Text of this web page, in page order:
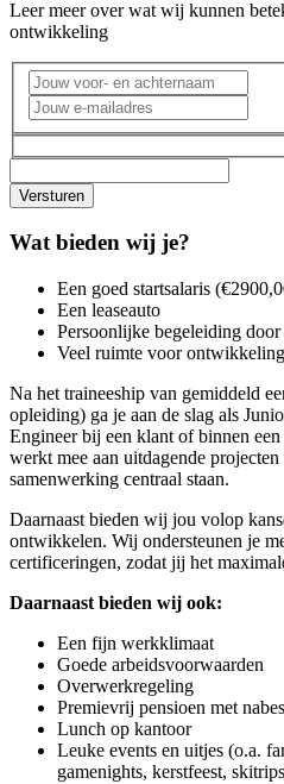
Leer meer over wat wij kunnen
ontwikkeling
Wat bieden wij je?
Een goed startsalaris (€
Een leaseauto
Persoonlijke begeleiding
Veel ruimte voor
Na het traineeship van gemiddeld
opleiding) ga je aan de slag als
Engineer bij een klant of binnen
werkt mee aan uitdagende
samenwerking centraal staan.
Daarnaast bieden wij jou volop
ontwikkelen. Wij ondersteunen je
certificeringen, zodat jij het
Daarnaast bieden wij ook:
Een fijn werkklimaat
Goede arbeidsvoorwaarden
Overwerkregeling
Premievrij pensioen met
Lunch op kantoor
Leuke events en uitjes (o.a.
gamenights, kerstfeest,